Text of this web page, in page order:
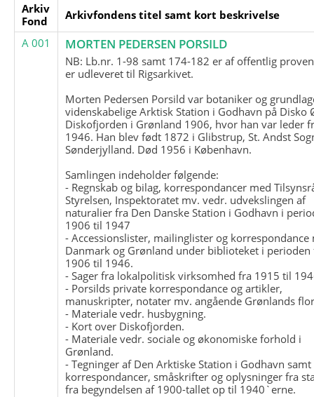
Arkiv
Fond
Arkivfondens titel samt kort beskrivelse
A 001
MORTEN PEDERSEN PORSILD
NB: Lb.nr. 1-98 samt 174-182 er af offentlig
er udleveret til Rigsarkivet.
Morten Pedersen Porsild var botaniker og
videnskabelige Arktisk Station i Godhavn på Disko
Diskofjorden i Grønland 1906, hvor han var leder
1946. Han blev født 1872 i Glibstrup, St. Andst
Sønderjylland. Død 1956 i København.
Samlingen indeholder følgende:
- Regnskab og bilag, korrespondancer med
Styrelsen, Inspektoratet mv. vedr. udvekslingen af
naturalier fra Den Danske Station i Godhavn i
1906 til 1947
- Accessionslister, mailinglister og korrespondance
Danmark og Grønland under biblioteket i perioden
1906 til 1946.
- Sager fra lokalpolitisk virksomhed fra 1915 til
- Porsilds private korrespondance og artikler,
manuskripter, notater mv. angående Grønlands
- Materiale vedr. husbygning.
- Kort over Diskofjorden.
- Materiale vedr. sociale og økonomiske forhold i
Grønland.
- Tegninger af Den Arktiske Station i Godhavn
korrespondancer, småskrifter og oplysninger fra
fra begyndelsen af 1900-tallet op til 1940`erne.